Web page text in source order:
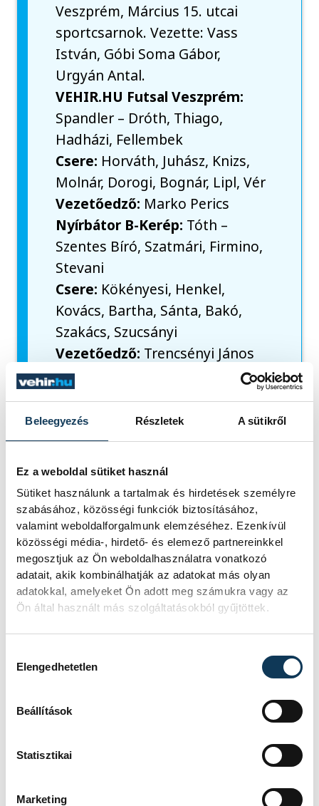
Beleegyezés Részletek A sütikről
Ez a weboldal sütiket használ
Sütiket használunk a tartalmak és hirdetések személyre
szabásához, közösségi funkciók biztosításához,
valamint weboldalforgalmunk elemzéséhez. Ezenkívül
közösségi média-, hirdető- és elemező partnereinkkel
megosztjuk az Ön weboldalhasználatra vonatkozó
adatait, akik kombinálhatják az adatokat más olyan
adatokkal, amelyeket Ön adott meg számukra vagy az
Ön által használt más szolgáltatásokból gyűjtöttek.
Elengedhetetlen
Beállítások
Statisztikai
Marketing
Veszprém, Március 15. utcai
sportcsarnok. Vezette: Vass
István, Góbi Soma Gábor,
Urgyán Antal.
VEHIR.HU Futsal Veszprém:
Spandler – Dróth, Thiago,
Hadházi, Fellembek
Csere: Horváth, Juhász, Knizs,
Molnár, Dorogi, Bognár, Lipl, Vér
Vezetőedző: Marko Perics
Nyírbátor B-Kerép: Tóth –
Szentes Bíró, Szatmári, Firmino,
Stevani
Csere: Kökényesi, Henkel,
Kovács, Bartha, Sánta, Bakó,
Szakács, Szucsányi
Vezetőedző: Trencsényi János
Gólszerzők:
Hadházi 2 (22., 30.),
illetve Kovács (33.), Firmino
(35.), Szentes Bíró (40.)
sport
futsal
VEHIR.HU Futsal Veszprém
vehir.hu
FOTÓS
Tál
Dominik
KORÁBBI ESEMÉNYEK BETÖLTÉSE